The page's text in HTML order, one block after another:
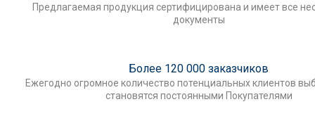
Предлагаемая продукция сертифицирована и имеет все
документы
Более 120 000 заказчиков
Ежегодно огромное количество потенциальных клиентов
становятся постоянными Покупателями